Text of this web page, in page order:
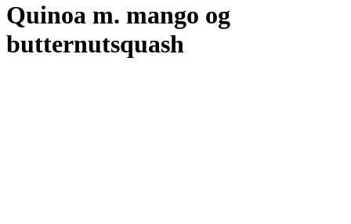
Quinoa m. mango og
butternutsquash